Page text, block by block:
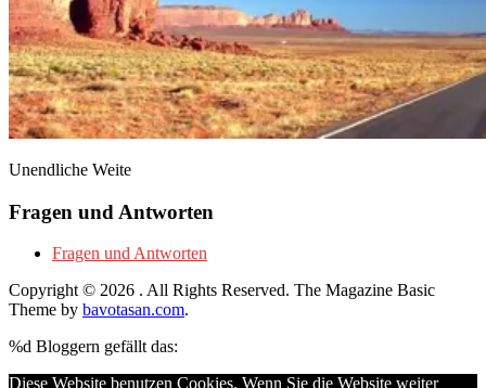
Unendliche Weite
Fragen und Antworten
Fragen und Antworten
Copyright © 2026 . All Rights Reserved. The Magazine Basic
Theme by bavotasan.com.
%d Bloggern gefällt das:
Diese Website benutzen Cookies. Wenn Sie die Website weiter